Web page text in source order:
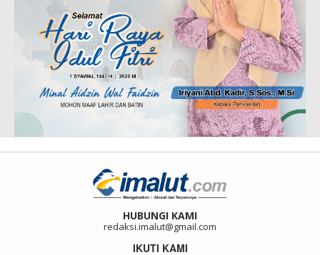
HUBUNGI KAMI
redaksi.imalut@gmail.com
IKUTI KAMI